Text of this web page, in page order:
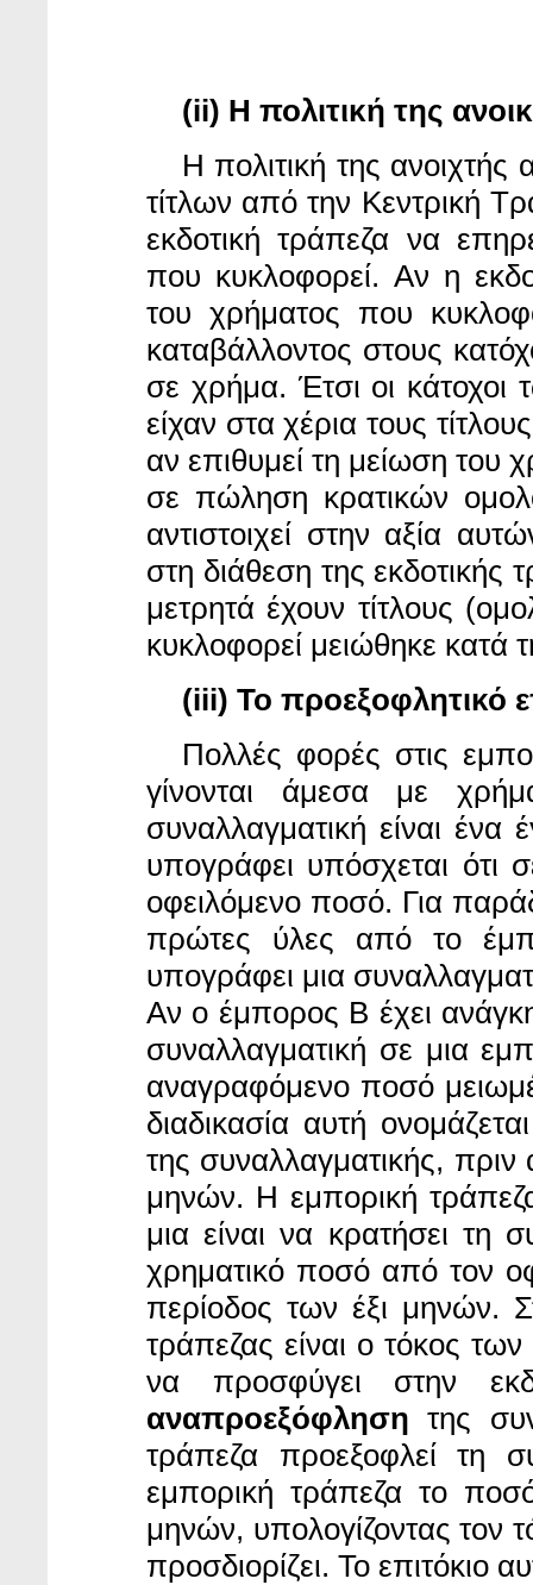
(ii) Η πολιτική της
Η πολιτική της
τίτλων από την Κεντρική
εκδοτική τράπεζα να
που κυκλοφορεί. Αν η
του χρήματος που
καταβάλλοντος στους
σε χρήμα. Έτσι οι
είχαν στα χέρια τους
αν επιθυμεί τη μείωση του
σε πώληση κρατικών
αντιστοιχεί στην αξία
στη διάθεση της εκδοτικής
μετρητά έχουν τίτλους
κυκλοφορεί μειώθηκε κατά
(iii) Το προεξοφλητικό
Πολλές φορές στις
γίνονται άμεσα με
συναλλαγματική είναι
υπογράφει υπόσχεται ότι
οφειλόμενο ποσό. Για
πρώτες ύλες από το
υπογράφει μια
Αν ο έμπορος Β έχει
συναλλαγματική σε μια
αναγραφόμενο ποσό
διαδικασία αυτή
της συναλλαγματικής,
μηνών. Η εμπορική
μια είναι να κρατήσει τη
χρηματικό ποσό από τον
περίοδος των έξι μηνών.
τράπεζας είναι ο τόκος
να προσφύγει στην
αναπροεξόφληση της
τράπεζα προεξοφλεί τη
εμπορική τράπεζα το
μηνών, υπολογίζοντας τον
προσδιορίζει. Το επιτόκιο